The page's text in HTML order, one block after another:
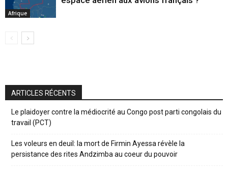
Afrique
ARTICLES RÉCENTS
Le plaidoyer contre la médiocrité au Congo post parti congolais du
travail (PCT)
Les voleurs en deuil: la mort de Firmin Ayessa révèle la
persistance des rites Andzimba au coeur du pouvoir